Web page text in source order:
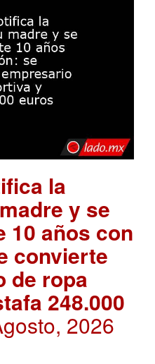
la
y se
10 años con
convierte
de ropa
248.000
2026